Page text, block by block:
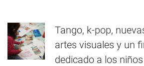
Tango, k-pop,
artes visuales y un
dedicado a los niños